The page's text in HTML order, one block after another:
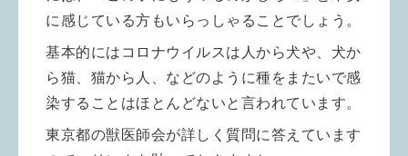
に感じている方もいらっしゃることでしょう。
基本的にはコロナウイルスは人から犬や、犬か
ら猫、猫から人、などのように種をまたいで感
染することはほとんどないと言われています。
東京都の獣医師会が詳しく質問に答えています